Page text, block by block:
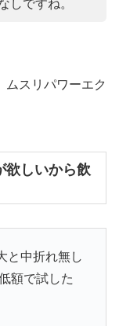
しですね。
ムスリパワーエク
欲しいから飲
と中折れ無し
額で試した